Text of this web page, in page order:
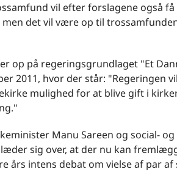
vil efter forslagene også
men det vil være op til
op på regeringsgrundlaget "Et
2011, hvor der står: "Regeringen
mulighed for at blive gift i
Manu Sareen og social-
sig over, at der nu kan
års intens debat om vielse af par af